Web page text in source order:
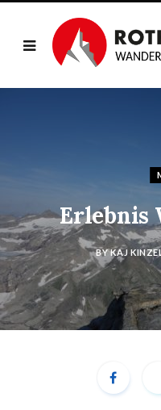
Erlebnis
BY KAJ